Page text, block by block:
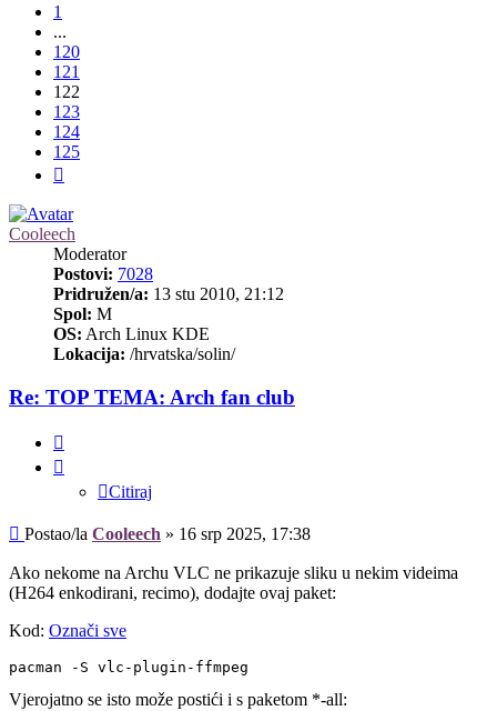
1
...
120
121
122
123
124
125
Cooleech
Moderator
Postovi: 7028
Pridružen/a: 13 stu 2010, 21:12
Spol: M
OS: Arch Linux KDE
Lokacija: /hrvatska/solin/
Re: TOP TEMA: Arch fan club
Citiraj
Post
Postao/la Cooleech » 16 srp 2025, 17:38
Ako nekome na Archu VLC ne prikazuje sliku u nekim videima
(H264 enkodirani, recimo), dodajte ovaj paket:
Kod: Označi sve
pacman -S vlc-plugin-ffmpeg
Vjerojatno se isto može postići i s paketom *-all: